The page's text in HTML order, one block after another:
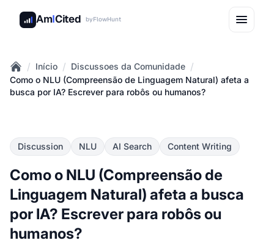
AmICited byFlowHunt
Home
/ Início / Discussoes da Comunidade /
Como o NLU (Compreensão de Linguagem Natural) afeta a
busca por IA? Escrever para robôs ou humanos?
Discussion NLU AI Search Content Writing
Como o NLU (Compreensão de
Linguagem Natural) afeta a busca
por IA? Escrever para robôs ou
humanos?